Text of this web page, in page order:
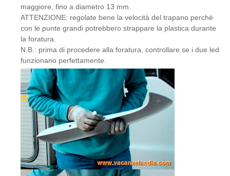
maggiore, fino a diametro 13 mm.
ATTENZIONE: regolate bene la velocità del trapano perché
con le punte grandi potrebbero strappare la plastica durante
la foratura.
N.B.: prima di procedere alla foratura, controllare se i due led
funzionano perfettamente.